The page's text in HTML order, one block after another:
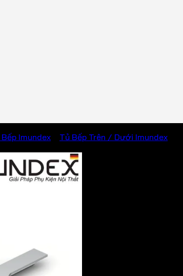
Imundex
Tủ Bếp Trên / Dưới Imundex